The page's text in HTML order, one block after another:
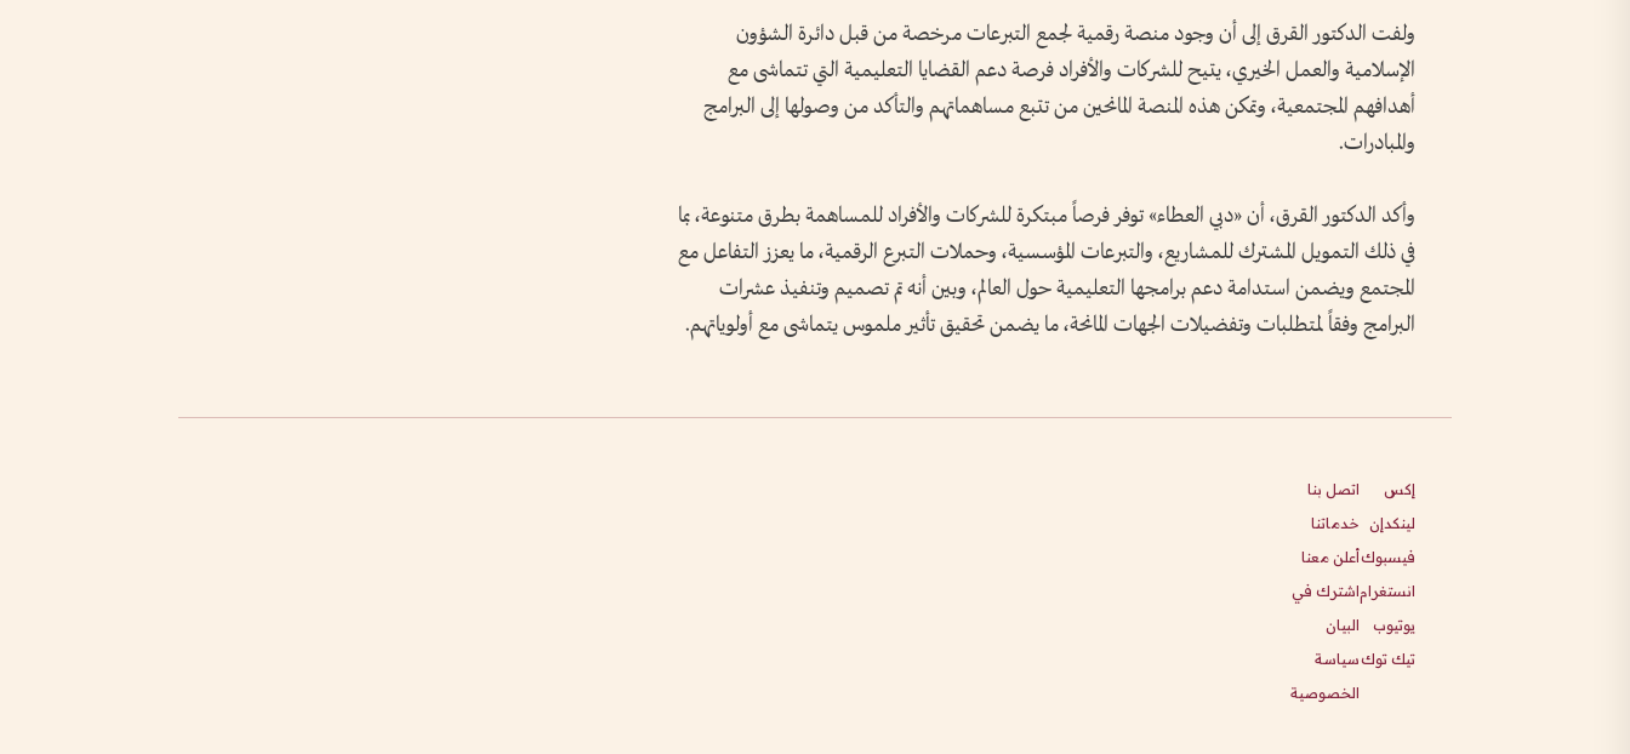
ولفت الدكتور القرق إلى أن وجود منصة رقمية لجمع التبرعات مرخصة من قبل دائرة الشؤون
الإسلامية والعمل الخيري، يتيح للشركات والأفراد فرصة دعم القضايا التعليمية التي تتماشى مع
أهدافهم المجتمعية، وتمكن هذه المنصة المانحين من تتبع مساهماتهم والتأكد من وصولها إلى البرامج
والمبادرات.
وأكد الدكتور القرق، أن «دبي العطاء» توفر فرصاً مبتكرة للشركات والأفراد للمساهمة بطرق متنوعة، بما
في ذلك التمويل المشترك للمشاريع، والتبرعات المؤسسية، وحملات التبرع الرقمية، ما يعزز التفاعل مع
المجتمع ويضمن استدامة دعم برامجها التعليمية حول العالم، وبين أنه تم تصميم وتنفيذ عشرات
البرامج وفقاً لمتطلبات وتفضيلات الجهات المانحة، ما يضمن تحقيق تأثير ملموس يتماشى مع أولوياتهم.
إكس
لينكدإن
فيسبوك
انستغرام
يوتيوب
تيك توك
اتصل بنا
خدماتنا
أعلن معنا
اشترك في
البيان
سياسة
الخصوصية